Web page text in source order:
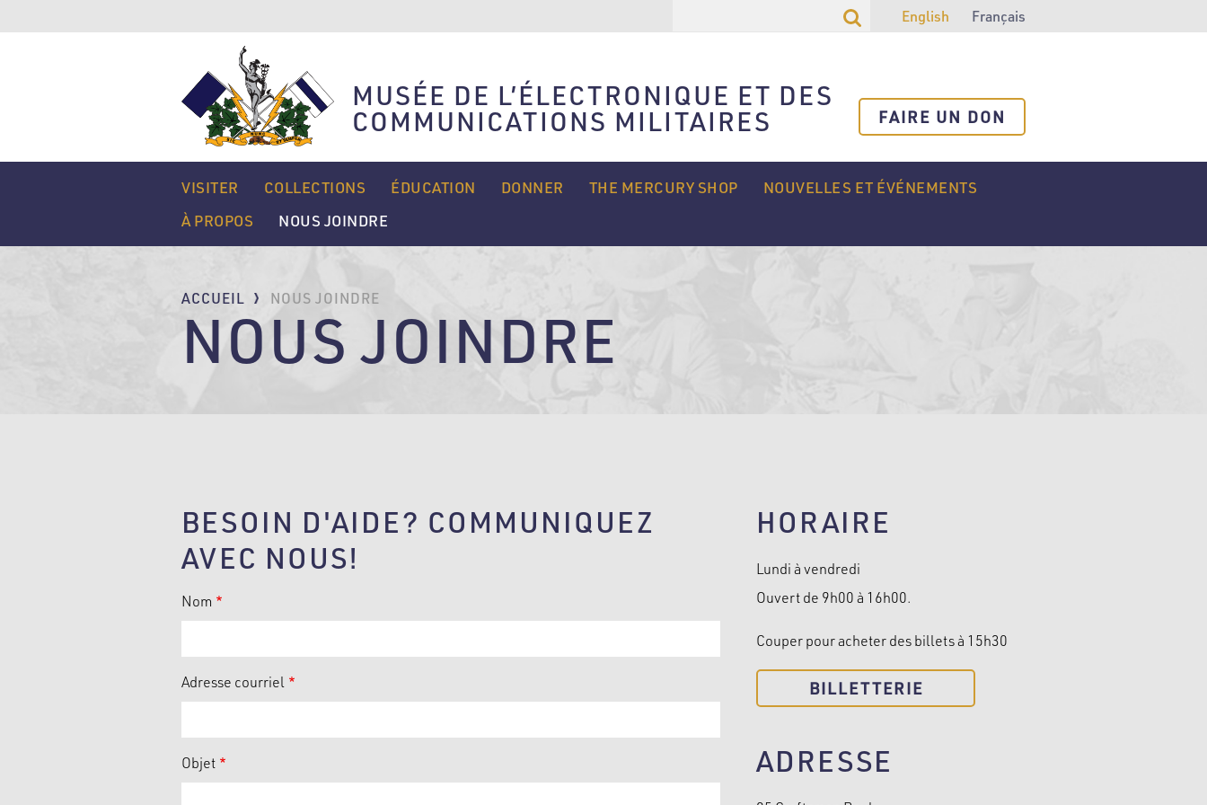
contenu
English Français
FAIRE UN DON
MUSÉE DE L’ÉLECTRONIQUE ET DES
COMMUNICATIONS MILITAIRES
MAIN
VISITER COLLECTIONS ÉDUCATION DONNER THE MERCURY SHOP
NOUVELLES ET ÉVÉNEMENTS
À PROPOS
NOUS JOINDRE
FIL
ACCUEIL NOUS JOINDRE
NOUS JOINDRE
BESOIN D'AIDE? COMMUNIQUEZ
AVEC NOUS!
Nom
Adresse courriel
Objet
HORAIRE
Lundi à vendredi
Ouvert de 9h00 à 16h00.
Couper pour acheter des billets à 15h30
BILLETTERIE
ADRESSE